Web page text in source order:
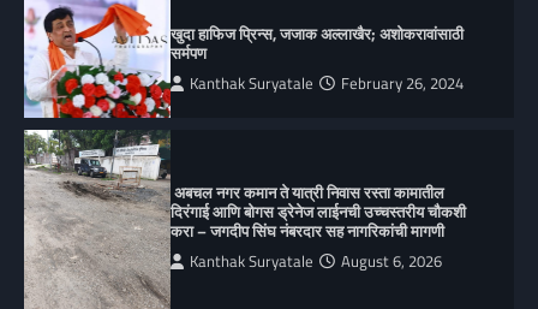
खुदा हाफिज प्रिन्स, जजाक अल्लाखैर; अशोकरावांसाठी
सर्मपण
Kanthak Suryatale February 26, 2024
अबचल नगर कमान ते यात्री निवास रस्ता कामातील
दिरंगाई आणि बोगस ड्रेनेज लाईनची उच्चस्तरीय चौकशी
करा – जगदीप सिंघ नंबरदार सह नागरिकांची मागणी
Kanthak Suryatale August 6, 2026